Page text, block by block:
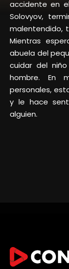
accidente en
Solovyov,
malentendido,
Mientras
abuela del
cuidar del
hombre. En
personales,
y le hace
alguien.